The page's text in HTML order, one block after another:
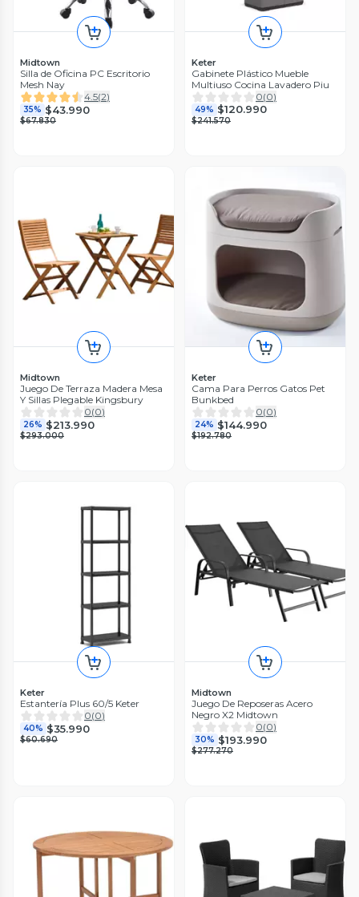
Midtown
Silla de Oficina PC Escritorio
Mesh Nay
4.5(2)
35% $43.990
$67.830
Keter
Gabinete Plástico Mueble
Multiuso Cocina Lavadero Piu
0(0)
49% $120.990
$241.570
Midtown
Juego De Terraza Madera Mesa
Y Sillas Plegable Kingsbury
0(0)
26% $213.990
$293.000
Keter
Cama Para Perros Gatos Pet
Bunkbed
0(0)
24% $144.990
$192.780
Keter
Estantería Plus 60/5 Keter
0(0)
40% $35.990
$60.690
Midtown
Juego De Reposeras Acero
Negro X2 Midtown
0(0)
30% $193.990
$277.270